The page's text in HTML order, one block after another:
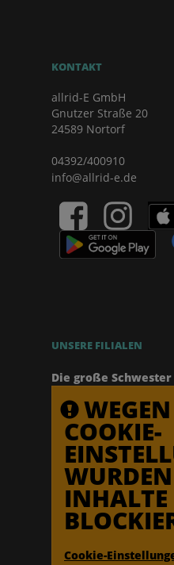
KONTAKT
allrid-E GmbH
Gnutzer Straße 20
24589 Nortorf
04392/400910
info@allrid-e.de
UNSERE FILIALEN
Die große
COOKIE-
INHALTE
Cookie-